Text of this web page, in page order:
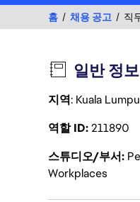
홈 채용 공고 직
일반 정보
지역: Kuala
역할 ID211890
스튜디오/부서
Workplaces